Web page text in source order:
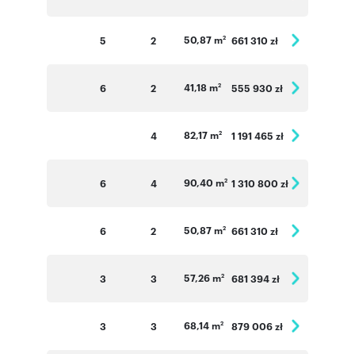
5 2 50,87 m2 661 310 zł
6 2 41,18 m2 555 930 zł
4 82,17 m2 1 191 465 zł
6 4 90,40 m2 1 310 800 zł
6 2 50,87 m2 661 310 zł
3 3 57,26 m2 681 394 zł
3 3 68,14 m2 879 006 zł